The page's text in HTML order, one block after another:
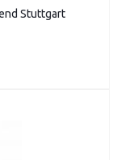
Stuttgart